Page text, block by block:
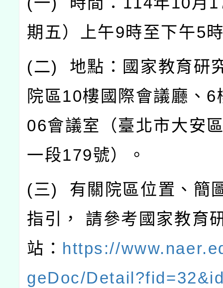
期五）上午9時至下午5
(二) 地點：國家教育研
院區10樓國際會議廳、 6
06會議室（臺北市大安
一段179號）。
(三) 有關院區位置、簡
指引，
請參考國家教育
站： https://
geDoc/